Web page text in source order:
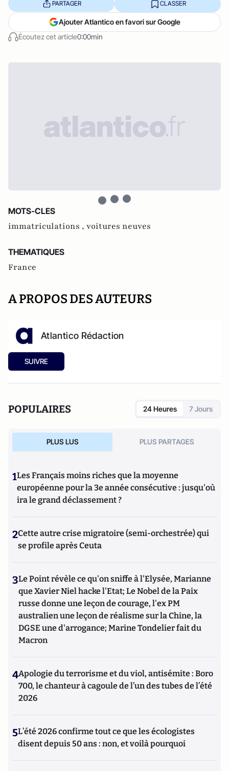
Écoutez cet article0:00min
PARTAGER CLASSER
Ajouter Atlantico en favori sur Google
MOTS-CLES
immatriculations , voitures neuves
THEMATIQUES
France
A PROPOS DES AUTEURS
Atlantico Rédaction
SUIVRE
POPULAIRES 24 Heures 7 Jours
PLUS LUS PLUS PARTAGES
1Les Français moins riches que la moyenne
européenne pour la 3e année consécutive : jusqu'où
ira le grand déclassement ?
2Cette autre crise migratoire (semi-orchestrée) qui
se profile après Ceuta
3Le Point révèle ce qu'on sniffe à l'Elysée, Marianne
que Xavier Niel hacke l'Etat; Le Nobel de la Paix
russe donne une leçon de courage, l'ex PM
australien une leçon de réalisme sur la Chine, la
DGSE une d'arrogance; Marine Tondelier fait du
Macron
4Apologie du terrorisme et du viol, antisémite : Boro
700, le chanteur à cagoule de l’un des tubes de l’été
2026
5L’été 2026 confirme tout ce que les écologistes
disent depuis 50 ans : non, et voilà pourquoi